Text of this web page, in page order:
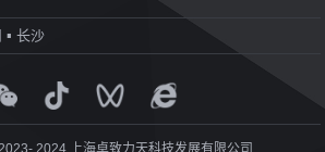
技术答疑
合作伙伴
▪ 长沙